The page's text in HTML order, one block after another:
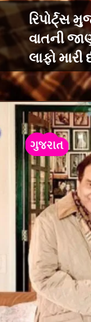
રિપોર્ટ્સ
વાતની
લાફો મારી